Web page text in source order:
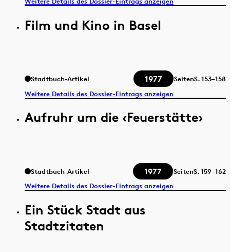
Film und Kino in Basel
Stadtbuch-Artikel 1977 SeitenS.153–158
Weitere Details des Dossier-Eintrags anzeigen
Aufruhr um die ‹Feuerstätte›
Stadtbuch-Artikel 1977 SeitenS.159–162
Weitere Details des Dossier-Eintrags anzeigen
Ein Stück Stadt aus
Stadtzitaten